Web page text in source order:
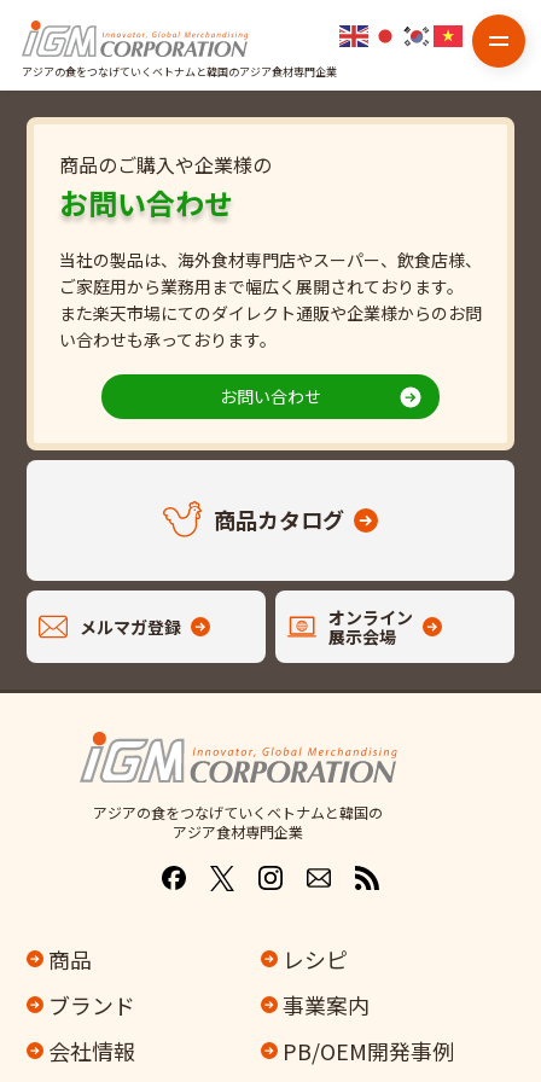
アジアの食をつなげていくベトナムと韓国のアジア食材専門企業
商品のご購入や企業様の
お問い合わせ
当社の製品は、海外食材専門店やスーパー、飲食店様、
ご家庭用から業務用まで幅広く展開されております。
また楽天市場にてのダイレクト通販や企業様からのお問
い合わせも承っております。
お問い合わせ
商品カタログ
メルマガ登録
オンライン
展示会場
アジアの食をつなげていくベトナムと韓国の
アジア食材専門企業
商品
レシピ
ブランド
事業案内
会社情報
PB/OEM開発事例